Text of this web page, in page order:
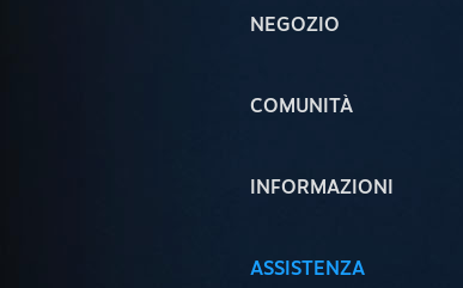
NEGOZIO
COMUNITÀ
INFORMAZIONI
ASSISTENZA